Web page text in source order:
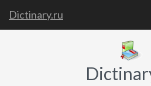
Dictinary.ru